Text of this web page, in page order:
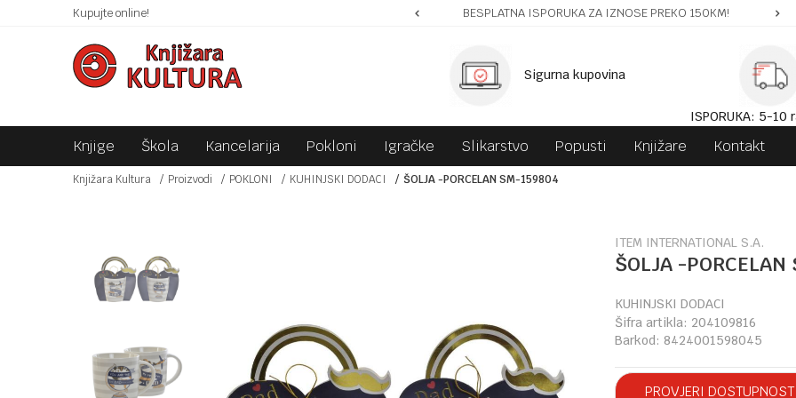
Kupujte online!SIGURNO PLAĆANJE PLATNIM KARTICAMA! BESPLATNA ISPORUKA ZA IZNOSE PREKO 150KM!
Sigurna kupovina
ISPORUKA: 5-10
Knjige Škola Kancelarija Pokloni Igračke Slikarstvo Popusti Knjižare Kontakt
Knjižara Kultura Proizvodi POKLONI KUHINJSKI DODACI ŠOLJA -PORCELAN SM-159804
ITEM INTERNATIONAL S.A.
ŠOLJA -
KUHINJSKI DODACI
Šifra artikla: 204109816
Barkod: 8424001598045
PROVJERI